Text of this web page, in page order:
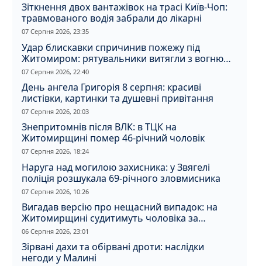
Зіткнення двох вантажівок на трасі Київ-Чоп:
травмованого водія забрали до лікарні
07 Серпня 2026, 23:35
Удар блискавки спричинив пожежу під
Житомиром: рятувальники витягли з вогню
кота
07 Серпня 2026, 22:40
День ангела Григорія 8 серпня: красиві
листівки, картинки та душевні привітання
07 Серпня 2026, 20:03
Знепритомнів після ВЛК: в ТЦК на
Житомирщині помер 46-річний чоловік
07 Серпня 2026, 18:24
Наруга над могилою захисника: у Звягелі
поліція розшукала 69-річного зловмисника
07 Серпня 2026, 10:26
Вигадав версію про нещасний випадок: на
Житомирщині судитимуть чоловіка за
вбивство співмешканки
06 Серпня 2026, 23:01
Зірвані дахи та обірвані дроти: наслідки
негоди у Малині